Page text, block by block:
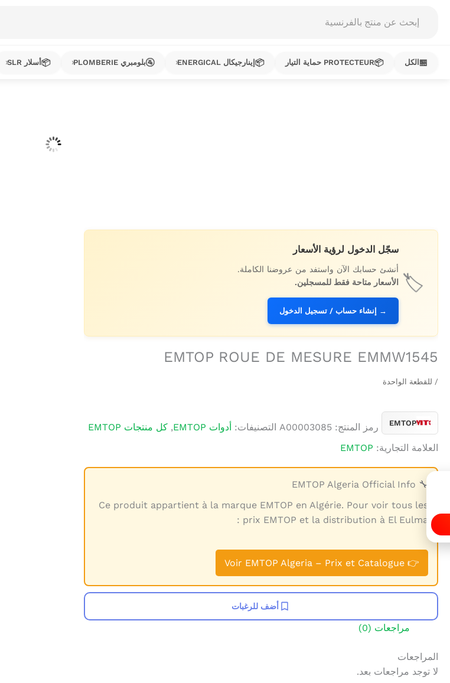
🏷️
سجّل الدخول لرؤية الأسعار
أنشئ حسابك الآن واستفد من عروضنا الكاملة.
الأسعار متاحة فقط للمسجلين.
→ إنشاء حساب / تسجيل الدخول
EMTOP ROUE DE MESURE EMMW1545
/ للقطعة الواحدة
EMTOP رمز المنتج: A00003085 التصنيفات: أدوات EMTOP , كل منتجات EMTOP
العلامة التجارية: EMTOP
🔧 EMTOP Algeria Official Info
Ce produit appartient à la marque EMTOP en Algérie. Pour voir tous les
prix EMTOP et la distribution à El Eulma :
👉 Voir EMTOP Algeria – Prix et Catalogue
أضف للرغبات
مراجعات (0)
المراجعات
لا توجد مراجعات بعد.
search
🏪 الكل 📦PROTECTEUR حماية التيار 📦 إينارجيكال ENERGICAL 🚰بلومبري PLOMBERIE 📦أسلار SLR